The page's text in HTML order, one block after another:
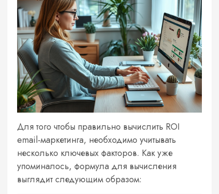
Для того чтобы правильно вычислить ROI
email-маркетинга, необходимо учитывать
несколько ключевых факторов. Как уже
упоминалось, формула для вычисления
выглядит следующим образом: